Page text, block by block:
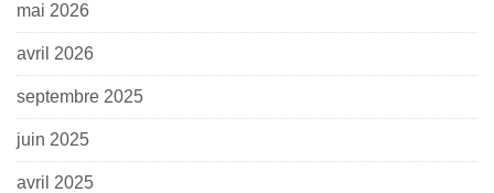
mai 2026
avril 2026
septembre 2025
juin 2025
avril 2025